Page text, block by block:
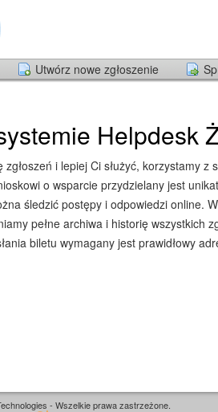
Utwórz nowe zgłoszenie
Helpdesk
zgłoszeń i lepiej Ci służyć, korzystamy z
o wsparcie przydzielany jest
śledzić postępy i odpowiedzi online.
pełne archiwa i historię wszystkich
biletu wymagany jest prawidłowy
- Wszelkie prawa zastrzeżone.